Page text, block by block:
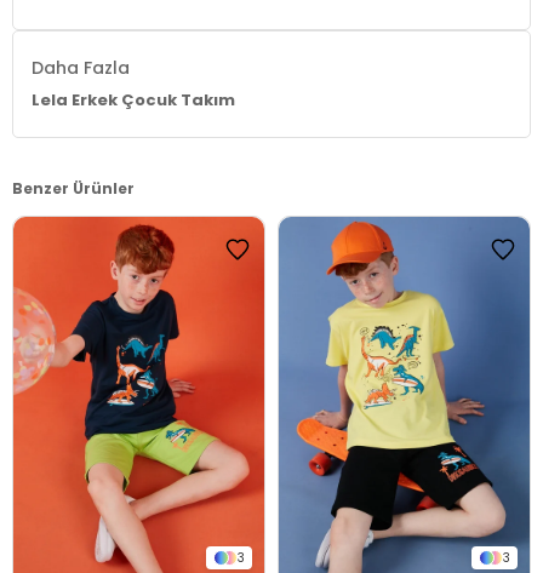
Daha Fazla
Lela Erkek Çocuk Takım
Benzer Ürünler
3 3